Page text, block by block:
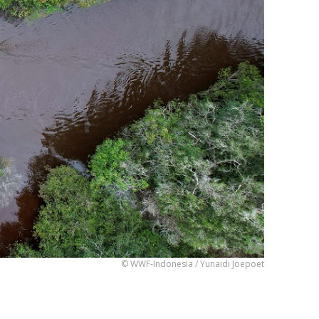
© WWF-Indonesia / Yunaidi Joepoet